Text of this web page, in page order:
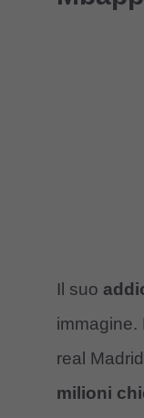
Il suo
immagine.
real
milioni